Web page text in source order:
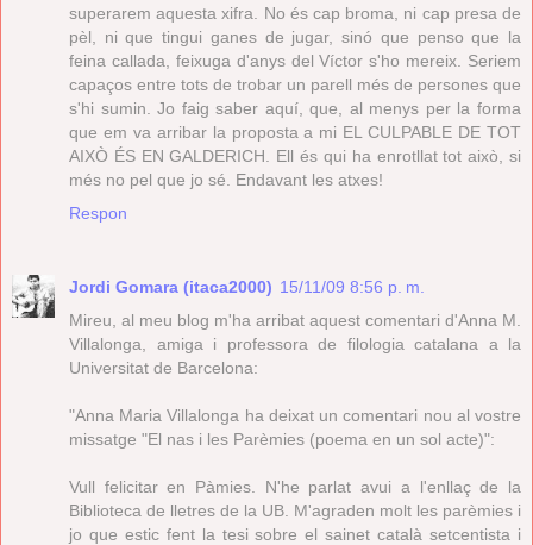
superarem aquesta xifra. No és cap broma, ni cap presa de
pèl, ni que tingui ganes de jugar, sinó que penso que la
feina callada, feixuga d'anys del Víctor s'ho mereix. Seriem
capaços entre tots de trobar un parell més de persones que
s'hi sumin. Jo faig saber aquí, que, al menys per la forma
que em va arribar la proposta a mi EL CULPABLE DE TOT
AIXÒ ÉS EN GALDERICH. Ell és qui ha enrotllat tot això, si
més no pel que jo sé. Endavant les atxes!
Respon
Jordi Gomara (itaca2000) 15/11/09 8:56 p. m.
Mireu, al meu blog m'ha arribat aquest comentari d'Anna M.
Villalonga, amiga i professora de filologia catalana a la
Universitat de Barcelona:
"Anna Maria Villalonga ha deixat un comentari nou al vostre
missatge "El nas i les Parèmies (poema en un sol acte)":
Vull felicitar en Pàmies. N'he parlat avui a l'enllaç de la
Biblioteca de lletres de la UB. M'agraden molt les parèmies i
jo que estic fent la tesi sobre el sainet català setcentista i